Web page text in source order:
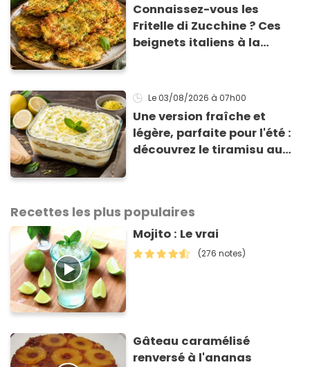
Connaissez-vous les
Fritelle di Zucchine ? Ces
beignets italiens à la
Le 03/08/2026 à 07h00
Une version fraîche et
légère, parfaite pour l'été :
découvrez le tiramisu au
Recettes les plus populaires
Mojito : Le vrai
(276 notes)
Gâteau caramélisé
renversé à l'ananas